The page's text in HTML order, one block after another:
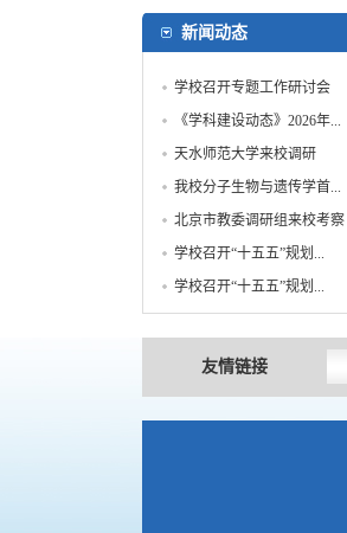
新闻动态
学校召开专题工作研讨会
《学科建设动态》2026年...
天水师范大学来校调研
我校分子生物与遗传学首...
北京市教委调研组来校考察
学校召开“十五五”规划...
学校召开“十五五”规划...
友情链接